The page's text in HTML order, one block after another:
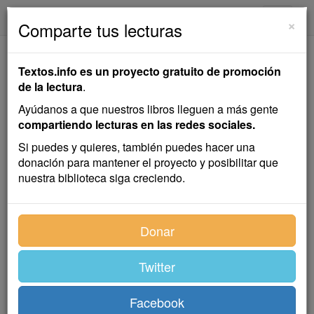
El Protector
Recuerdos de un provinciano
José Fernández Bremón
Cuento
El día en que enterraron a mi padre, sólo tuve un
consuelo en medio de mi desgracia: la satisfacción de
la conciencia por haber pagado todas sus deudas con
los enseres de la casa cuando salí de ella para
siempre. Falto completamente de recursos, visité a
todos mis parientes y amigos, y estas visitas me
×
Comparte tus lecturas
Textos.info es un proyecto gratuito de promoción
de la lectura.
Ayúdanos a que nuestros libros lleguen a más gente
compartiendo lecturas en las redes sociales.
Si puedes y quieres, también puedes hacer una
donación para mantener el proyecto y posibilitar que
nuestra biblioteca siga creciendo.
Donar
Twitter
Facebook